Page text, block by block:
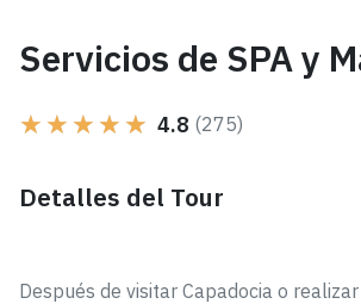
Servicios de SPA y
★ ★ ★ ★ ★ 4.8 (275)
Detalles del Tour
Después de visitar Capadocia o